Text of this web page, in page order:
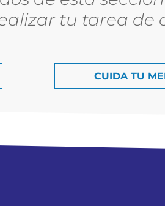
tu tarea
CUIDA TU